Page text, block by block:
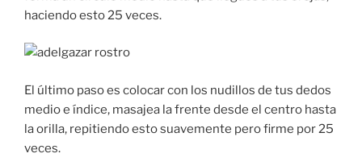
haciendo esto 25 veces.
El último paso es colocar con los nudillos de tus dedos
medio e índice, masajea la frente desde el centro hasta
la orilla, repitiendo esto suavemente pero firme por 25
veces.